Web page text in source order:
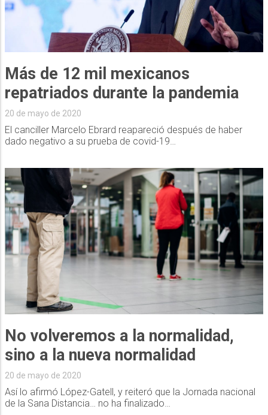
Más de 12 mil mexicanos
repatriados durante la pandemia
20 de mayo de 2020
El canciller Marcelo Ebrard reapareció después de haber
dado negativo a su prueba de covid-19…
No volveremos a la normalidad,
sino a la nueva normalidad
20 de mayo de 2020
Así lo afirmó López-Gatell, y reiteró que la Jornada nacional
de la Sana Distancia… no ha finalizado…